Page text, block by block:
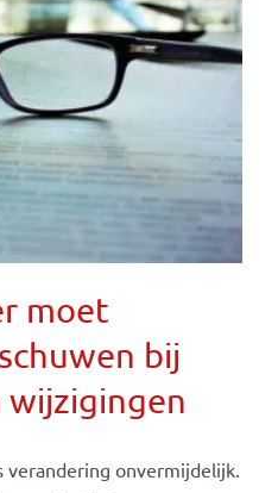
moet
bij
verandering onvermijdelijk.